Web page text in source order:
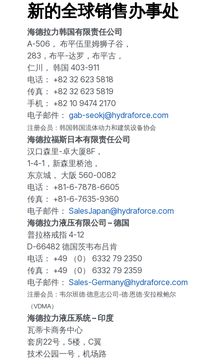
新的全球销售办事处
海德拉力韩国有限责任公司
A-506， 布平伍里姆狮子谷，
283，布平-达罗，布平古，
仁川， 韩国 403-911
电话： +82 32 623 5818
传真： +82 32 623 5819
手机： +82 10 9474 2170
电子邮件： gab-seokj@hydraforce.com
注册会员：韩国韩国流体动力和建筑设备协会
海德拉福斯日本有限责任公司
汉口森里-卓大厦8F，
1-4-1，新森里桥池，
东京城， 大阪 560-0082
电话： +81-6-7878-6605
传真： +81-6-7635-9360
电子邮件： SalesJapan@hydraforce.com
海德拉力液压有限公司 – 德国
普拉格戒指 4-12
D-66482 德国茨韦布吕肯
电话： +49 （0） 6332 79 2350
传真： +49 （0） 6332 79 2359
电子邮件： Sales-Germany@hydraforce.com
注册会员：韦尔班德·德意志公司-德·恩德·安拉根鲍尔
（VDMA）
海德拉力液压系统 – 印度
瓦蒂卡商务中心
套房22号，5楼，C翼
技术公园一号，机场路